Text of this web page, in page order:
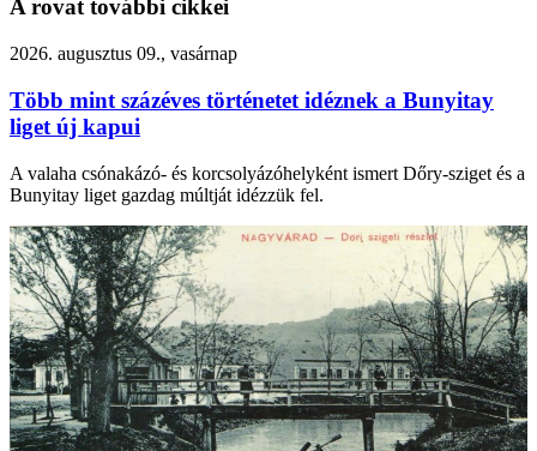
A rovat további cikkei
2026. augusztus 09., vasárnap
Több mint százéves történetet idéznek a Bunyitay
liget új kapui
A valaha csónakázó- és korcsolyázóhelyként ismert Dőry-sziget és a
Bunyitay liget gazdag múltját idézzük fel.